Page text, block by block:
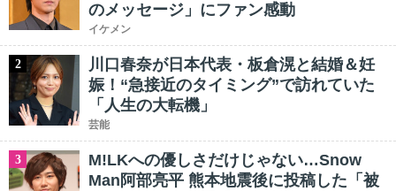
のメッセージ」にファン感動
イケメン
2
川口春奈が日本代表・板倉滉と結婚＆妊
娠！“急接近のタイミング”で訪れていた
「人生の大転機」
芸能
3
M!LKへの優しさだけじゃない…Snow
Man阿部亮平 熊本地震後に投稿した「被